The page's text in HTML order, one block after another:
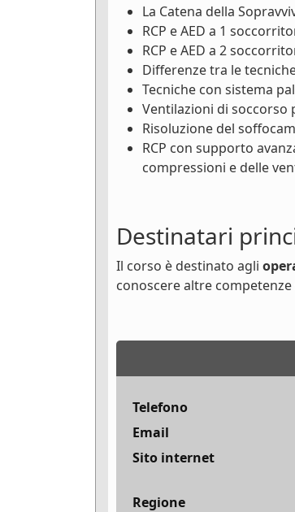
La Catena della
RCP e AED a 1
RCP e AED a 2
Differenze tra le
Tecniche con sistema
Ventilazioni di
Risoluzione del
RCP con supporto
compressioni e delle
Destinatari
Il corso è destinato agli
conoscere altre
Telefono
Email
Sito internet
Regione